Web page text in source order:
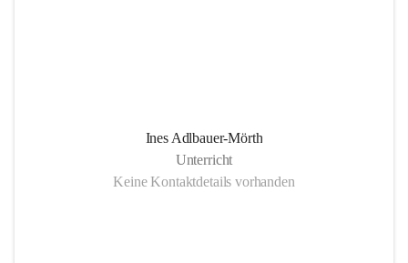
Ines Adlbauer-Mörth
Unterricht
Keine Kontaktdetails vorhanden